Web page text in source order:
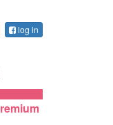
log in